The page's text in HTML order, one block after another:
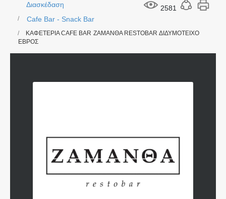
2581
Διασκέδαση
Cafe Bar - Snack Bar
ΚΑΦΕΤΕΡΙΑ CAFE BAR ΖΑΜΑΝΘΑ RESTOBAR ΔΙΔΥΜΟΤΕΙΧΟ
ΕΒΡΟΣ